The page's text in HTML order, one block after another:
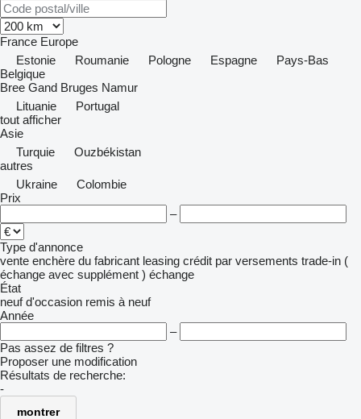
France Europe
Estonie
Roumanie Pologne Espagne
Pays-Bas
Belgique
Bree Gand Bruges Namur
Lituanie
Portugal
tout afficher
Asie
Turquie
Ouzbékistan
autres
Ukraine
Colombie
Prix
–
Type d'annonce
vente enchère du fabricant leasing crédit par versements trade-in (
échange avec supplément ) échange
État
neuf d'occasion remis à neuf
Année
–
Pas assez de filtres ?
Proposer une modification
Résultats de recherche:
-
montrer